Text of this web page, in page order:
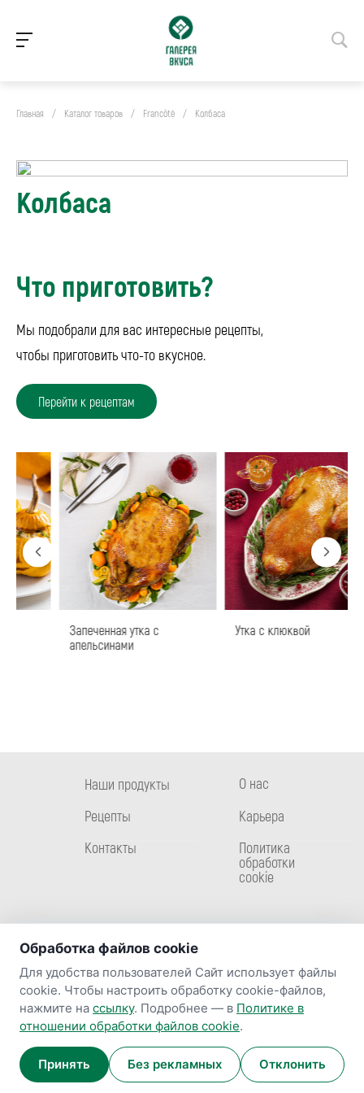
Главная / Каталог товаров / Francôté / Колбаса
Колбаса
Что приготовить?
Мы подобрали для вас интересные рецепты,
чтобы приготовить что-то вкусное.
Перейти к рецептам
Запеченная утка с
апельсинами
Утка с клюквой
Наши продукты
О нас
Рецепты
Карьера
Контакты
Политика
обработки
cookie
Связаться с нами
© 2026 ТМ «Галерея Вкуса». Все права защищены.
Обработка файлов cookie
Для удобства пользователей Сайт использует файлы
cookie. Чтобы настроить обработку cookie-файлов,
нажмите на ссылку. Подробнее — в Политике в
отношении обработки файлов cookie.
Принять Без рекламных Отклонить